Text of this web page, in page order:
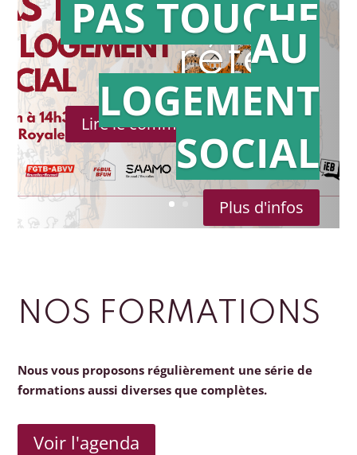
Action en
référé
Lire le communiqué de presse
PAS TOUCHE
AU
LOGEMENT
SOCIAL
Plus d'infos
NOS FORMATIONS
Nous vous proposons régulièrement une série de
formations aussi diverses que complètes.
Voir l'agenda